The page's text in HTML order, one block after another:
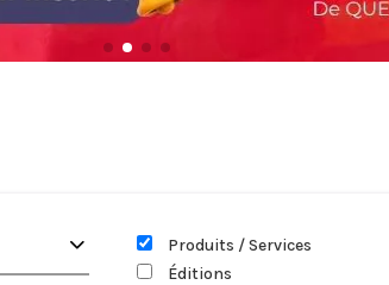
Produits / Services
Éditions